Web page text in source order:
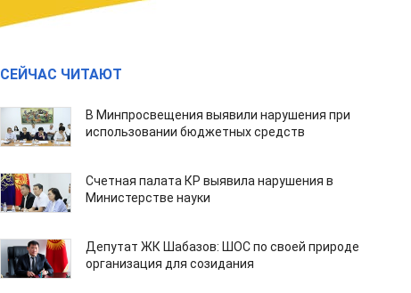
СЕЙЧАС ЧИТАЮТ
В Минпросвещения выявили нарушения при
использовании бюджетных средств
Счетная палата КР выявила нарушения в
Министерстве науки
Депутат ЖК Шабазов: ШОС по своей природе
организация для созидания